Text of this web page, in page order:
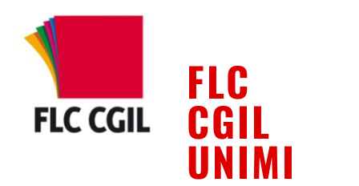
content
FLC
CGIL
UNIMI